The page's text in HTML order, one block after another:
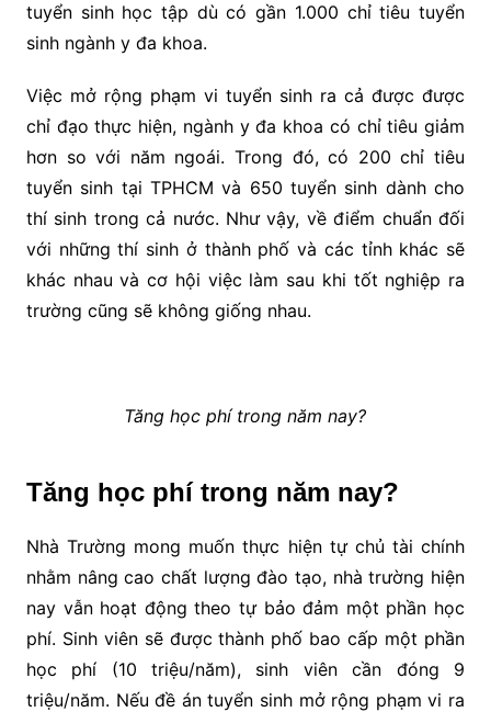
tuyển sinh học tập dù có gần 1.000 chỉ tiêu tuyển
sinh ngành y đa khoa.
Việc mở rộng phạm vi tuyển sinh ra cả được được
chỉ đạo thực hiện, ngành y đa khoa có chỉ tiêu giảm
hơn so với năm ngoái. Trong đó, có 200 chỉ tiêu
tuyển sinh tại TPHCM và 650 tuyển sinh dành cho
thí sinh trong cả nước. Như vậy, về điểm chuẩn đối
với những thí sinh ở thành phố và các tỉnh khác sẽ
khác nhau và cơ hội việc làm sau khi tốt nghiệp ra
trường cũng sẽ không giống nhau.
Tăng học phí trong năm nay?
Tăng học phí trong năm nay?
Nhà Trường mong muốn thực hiện tự chủ tài chính
nhằm nâng cao chất lượng đào tạo, nhà trường hiện
nay vẫn hoạt động theo tự bảo đảm một phần học
phí. Sinh viên sẽ được thành phố bao cấp một phần
học phí (10 triệu/năm), sinh viên cần đóng 9
triệu/năm. Nếu đề án tuyển sinh mở rộng phạm vi ra